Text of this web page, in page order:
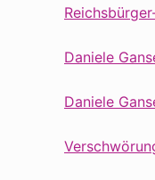
Daniele
Daniele